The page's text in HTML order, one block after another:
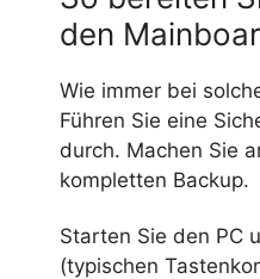
den
Wie immer bei
Führen Sie eine
durch. Machen Sie
kompletten Backup.
Starten Sie den PC
(typischen